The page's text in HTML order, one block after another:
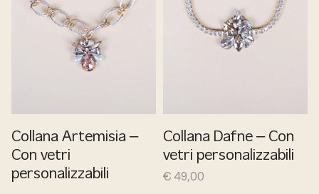
Collana Artemisia –
Con vetri
personalizzabili
Collana Dafne – Con
vetri personalizzabili
€49,00